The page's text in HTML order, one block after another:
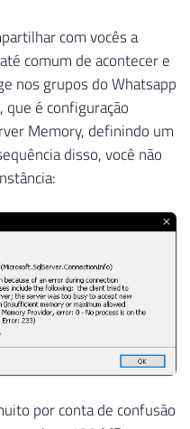
com vocês a
comum de acontecer e
nos grupos do Whatsapp
que é configuração
Memory, definindo um
disso, você não
por conta de confusão